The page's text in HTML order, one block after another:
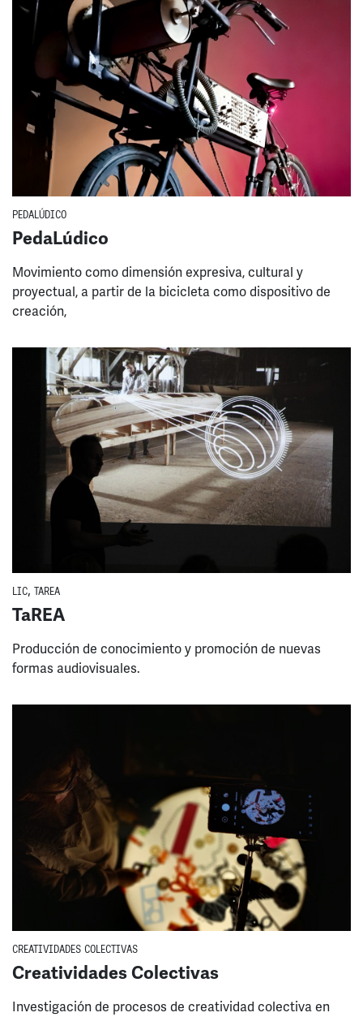
PEDALÚDICO
PedaLúdico
Movimiento como dimensión expresiva, cultural y
proyectual, a partir de la bicicleta como dispositivo de
creación,
LIC, TAREA
TaREA
Producción de conocimiento y promoción de nuevas
formas audiovisuales.
CREATIVIDADES COLECTIVAS
Creatividades Colectivas
Investigación de procesos de creatividad colectiva en